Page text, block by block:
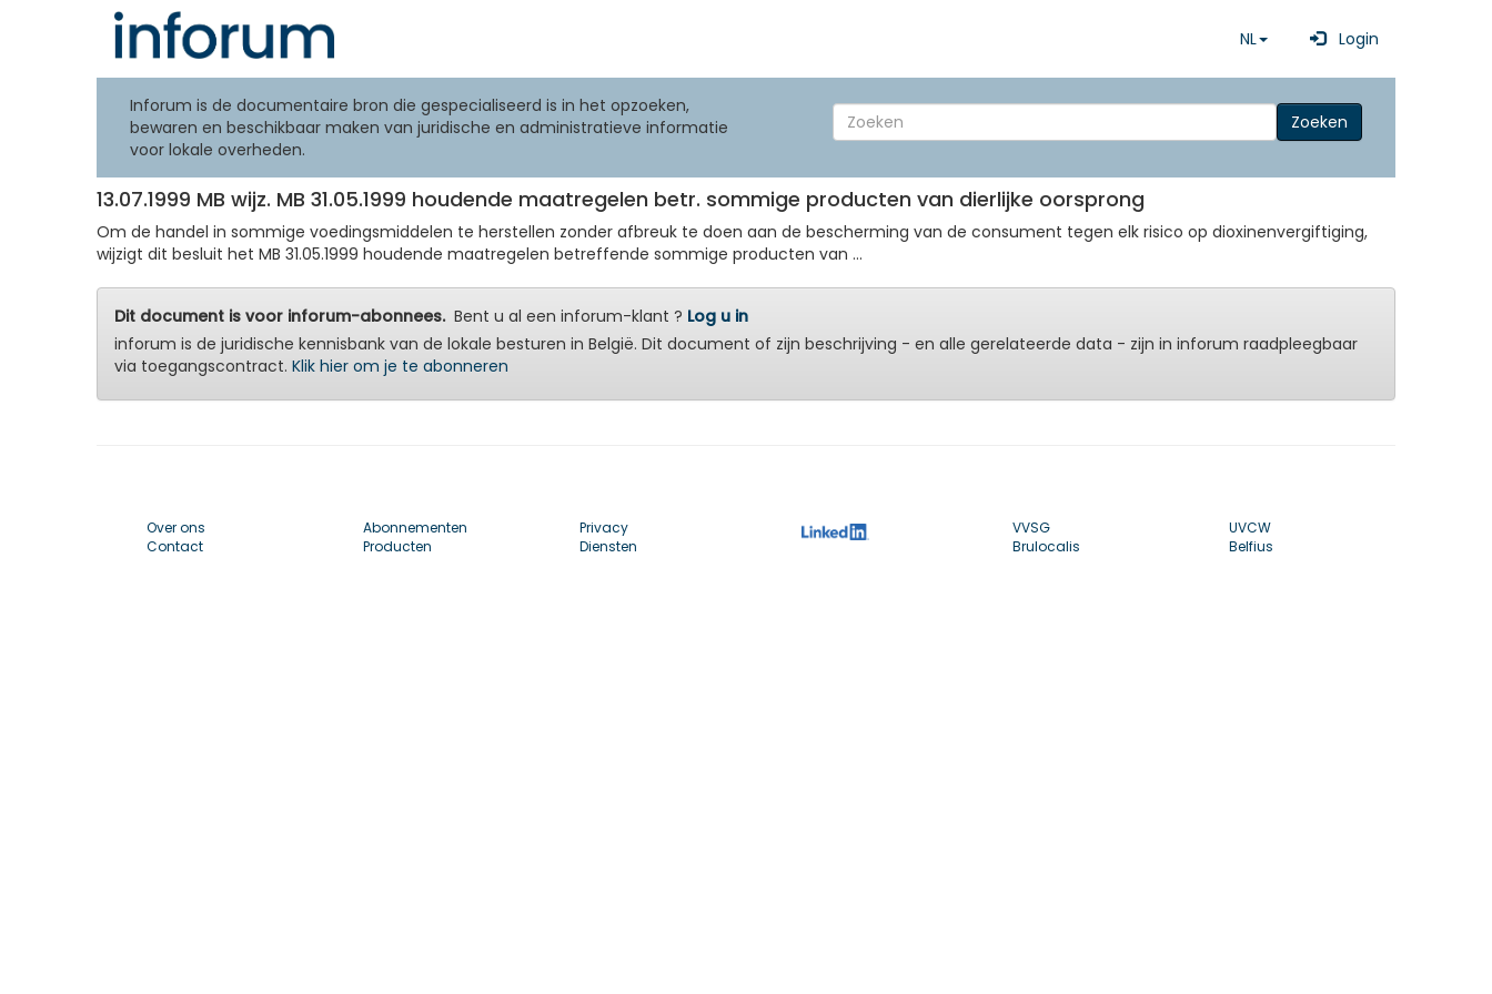
NL Login
Inforum is de documentaire bron die gespecialiseerd is in het opzoeken,
bewaren en beschikbaar maken van juridische en administratieve informatie
voor lokale overheden.
Zoeken
13.07.1999 MB wijz. MB 31.05.1999 houdende maatregelen betr. sommige producten van dierlijke oorsprong
Om de handel in sommige voedingsmiddelen te herstellen zonder afbreuk te doen aan de bescherming van de consument tegen elk risico op dioxinenvergiftiging,
wijzigt dit besluit het MB 31.05.1999 houdende maatregelen betreffende sommige producten van ...
Dit document is voor inforum-abonnees.Bent u al een inforum-klant ? Log u in
inforum is de juridische kennisbank van de lokale besturen in België. Dit document of zijn beschrijving - en alle gerelateerde data - zijn in inforum raadpleegbaar
via toegangscontract. Klik hier om je te abonneren
Over ons
Contact
Abonnementen
Producten
Privacy
Diensten
VVSG
Brulocalis
UVCW
Belfius